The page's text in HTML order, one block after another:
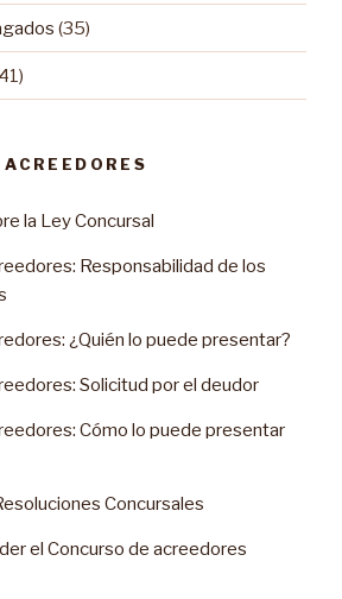
(35)
la Ley Concursal
Responsabilidad de los
¿Quién lo puede presentar?
Solicitud por el deudor
Cómo lo puede presentar
Concursales
el Concurso de acreedores